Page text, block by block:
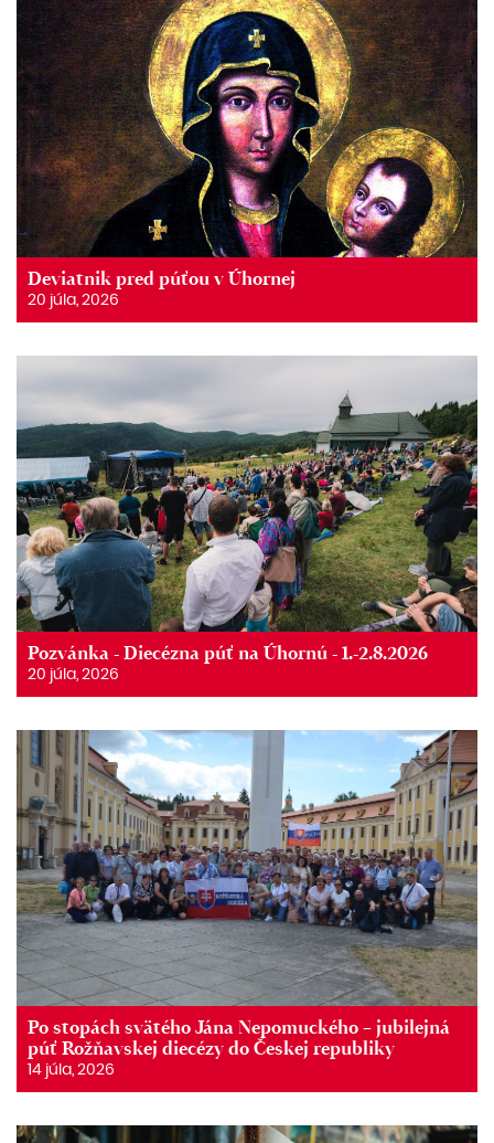
Deviatnik pred púťou v Úhornej
20 júla, 2026
Pozvánka - Diecézna púť na Úhornú - 1.-2.8.2026
20 júla, 2026
Po stopách svätého Jána Nepomuckého – jubilejná
púť Rožňavskej diecézy do Českej republiky
14 júla, 2026